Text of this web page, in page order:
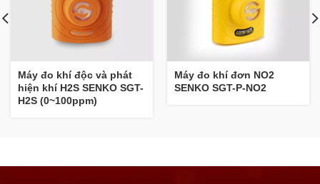
Máy đo khí độc và phát
hiện khí H2S SENKO SGT-
H2S (0~100ppm)
Máy đo khí đơn NO2
SENKO SGT-P-NO2